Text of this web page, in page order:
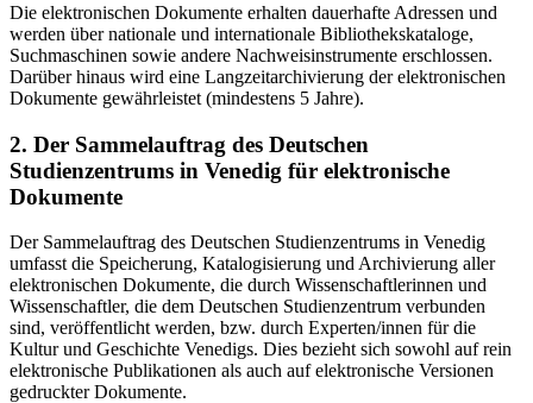
Die elektronischen Dokumente erhalten dauerhafte Adressen und
werden über nationale und internationale Bibliothekskataloge,
Suchmaschinen sowie andere Nachweisinstrumente erschlossen.
Darüber hinaus wird eine Langzeitarchivierung der elektronischen
Dokumente gewährleistet (mindestens 5 Jahre).
2. Der Sammelauftrag des Deutschen
Studienzentrums in Venedig für elektronische
Dokumente
Der Sammelauftrag des Deutschen Studienzentrums in Venedig
umfasst die Speicherung, Katalogisierung und Archivierung aller
elektronischen Dokumente, die durch Wissenschaftlerinnen und
Wissenschaftler, die dem Deutschen Studienzentrum verbunden
sind, veröffentlicht werden, bzw. durch Experten/innen für die
Kultur und Geschichte Venedigs. Dies bezieht sich sowohl auf rein
elektronische Publikationen als auch auf elektronische Versionen
gedruckter Dokumente.